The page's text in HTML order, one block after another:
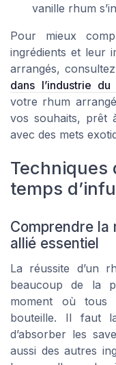
vanille rhum
Pour mieux
ingrédients et leur
arrangés,
dans l’industrie du
votre rhum
vos souhaits, prêt
avec des mets
Techniques
temps
Comprendre la
allié essentiel
La réussite d’un
beaucoup de la
moment où tous
bouteille. Il faut
d’absorber les
aussi des autres